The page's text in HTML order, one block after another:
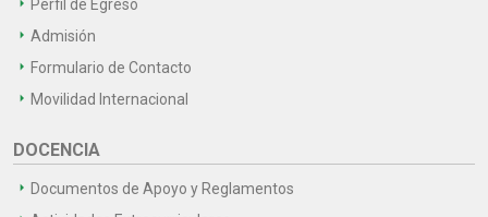
Perfil de Egreso
Admisión
Formulario de Contacto
Movilidad Internacional
DOCENCIA
Documentos de Apoyo y Reglamentos